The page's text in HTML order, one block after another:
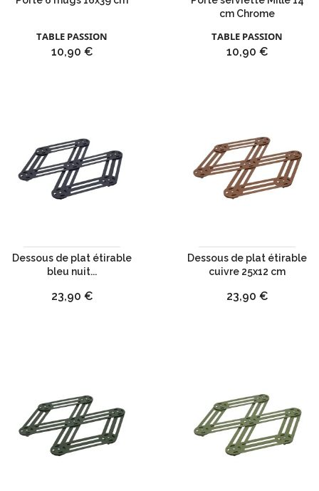
TABLE PASSION
Prix
10,90 €
cm Chrome
TABLE PASSION
Prix
10,90 €
Dessous de plat étirable
bleu nuit...
Prix
23,90 €
Dessous de plat étirable
cuivre 25x12 cm
Prix
23,90 €